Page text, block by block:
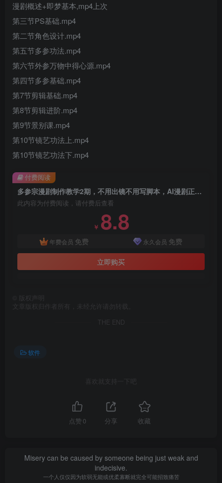
漫剧概述+即梦基本,mp4上次
第三节PS基础.mp4
第二节角色设计.mp4
第五节多参功法.mp4
第六节外参万物中得心源.mp4
第四节多参基础.mp4
第7节剪辑基础.mp4
第8节剪辑进阶.mp4
第9节景别课.mp4
第10节镜艺功法上.mp4
第10节镜艺功法下.mp4
多参宗漫剧制作教学2期，不用出镜不用写脚本，AI漫剧正让普通人月入5位数
此内容为付费阅读，请付费后查看
￥ 8.8
年费会员 免费 永久会员 免费
立即购买
付费阅读
版权声明
文章版权归作者所有，未经允许请勿转载。
THE END
软件
喜欢就支持一下吧
点赞 0 分享 收藏
Misery can be caused by someone being just weak and
indecisive.
一个人仅仅因为软弱无能或优柔寡断就完全可能招致痛苦